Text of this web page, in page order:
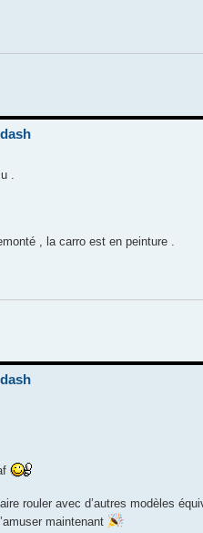
.
, la carro est en peinture .
rouler avec d’autres modèles
maintenant